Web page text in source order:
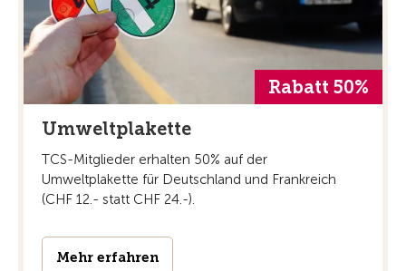
Rabatt 50%
Umweltplakette
TCS-Mitglieder erhalten 50% auf der
Umweltplakette für Deutschland und Frankreich
(CHF 12.- statt CHF 24.-).
Mehr erfahren